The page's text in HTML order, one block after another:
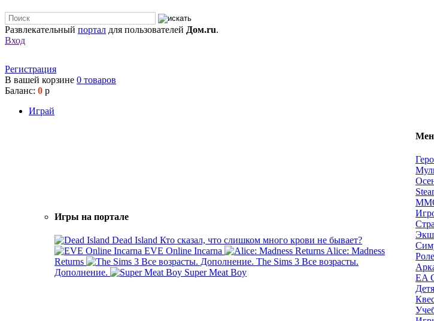
Развлекательный портал для пользователей Дом.ru.
Вход
Регистрация
В вашей корзине 0 товаров
Баланс: 0 р
Играй
Игры на портале
Dead Island Кто сказал, что слишком много крови не бывает?
EVE Online Incarna
Alice: Madness
Returns
The Sims 3 Все возрасты.
Дополнение.
Super Meat Boy
EA